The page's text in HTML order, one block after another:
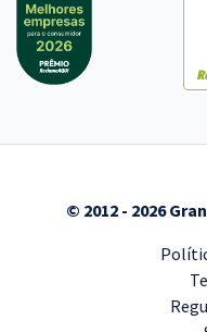
© 2012 - 2026